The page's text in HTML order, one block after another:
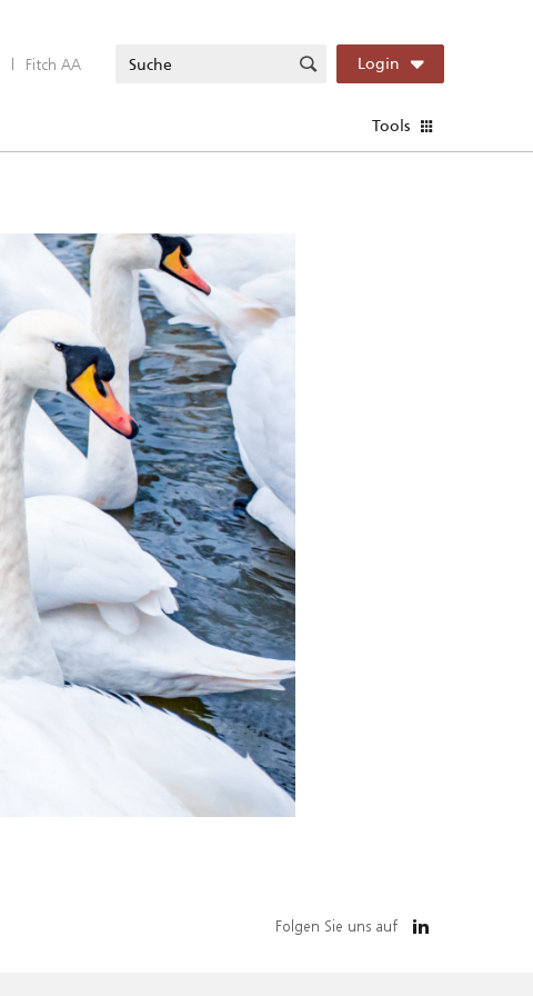
| Fitch AA Login
Tools
Folgen Sie uns auf